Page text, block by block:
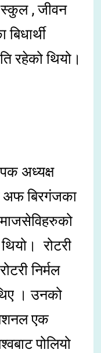
स्कुल , जीवन
रहेको थियो।
अध्यक्ष
अफ बिरगंजका
रोटरी
निर्मल
। उनको
एक
पोलियो